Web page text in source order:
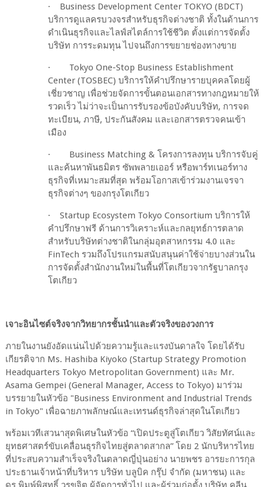
·
Business Development Center TOKYO (BDCT)
บริการดูแลครบวงจรสำหรับธุรกิจต่างชาติ ทั้งในด้านการ
ดำเนินธุรกิจและไลฟ์สไตล์การใช้ชีวิต ตั้งแต่การจัดตั้ง
บริษัท การระดมทุน ไปจนถึงการขยายช่องทางขาย
· Tokyo One-Stop Business Establishment
Center (TOSBEC) บริการให้คำปรึกษารายบุคคลโดยผู้
เชี่ยวชาญ เพื่อช่วยจัดการขั้นตอนเอกสารทางกฎหมายให้
รวดเร็ว ไม่ว่าจะเป็นการรับรองข้อบังคับบริษัท, การจด
ทะเบียน, ภาษี, ประกันสังคม และเอกสารตรวจคนเข้า
เมือง
· Business Matching & โครงการลงทุน บริการจับคู่
และค้นหาพันธมิตร ซัพพลายเออร์ หรือพาร์ทเนอร์ทาง
ธุรกิจที่เหมาะสมที่สุด พร้อมโอกาสเข้าร่วมงานเจรจา
ธุรกิจต่างๆ ของกรุงโตเกียว
· Startup Ecosystem Tokyo Consortium บริการให้
คำปรึกษาฟรี ด้านการวิเคราะห์และกลยุทธ์การตลาด
สำหรับบริษัทต่างชาติในกลุ่มอุตสาหกรรม 4.0 และ
FinTech รวมถึงโปรแกรมสนับสนุนค่าใช้จ่ายบางส่วนใน
การจัดตั้งสำนักงานใหม่ในพื้นที่โตเกียวจากรัฐบาลกรุง
โตเกียว
เจาะอินไซต์จริงจากวิทยากรชั้นนำและตัวจริงของวงการ
ภายในงานยังอัดแน่นไปด้วยความรู้และแรงบันดาลใจ โดยได้รับ
เกียรติจาก Ms. Hashiba Kiyoko (Startup Strategy Promotion
Headquarters Tokyo Metropolitan Government) และ Mr.
Asama Gempei (General Manager, Access to Tokyo) มาร่วม
บรรยายในหัวข้อ "Business Environment and Industrial Trends
in Tokyo" เพื่อฉายภาพลักษณ์และเทรนด์ธุรกิจล่าสุดในโตเกียว
พร้อมเวทีเสวนาสุดพิเศษในหัวข้อ “เปิดประตูสู่โตเกียว วิสัยทัศน์และ
ยุทธศาสตร์ขับเคลื่อนธุรกิจไทยสู่ตลาดสากล” โดย 2นักบริหารไทย
ที่ประสบความสำเร็จจริงในตลาดญี่ปุ่นอย่าง นายพชร อารยะการกุล
ประธานเจ้าหน้าที่บริหาร บริษัท บลูบิค กรุ๊ป จำกัด (มหาชน) และ